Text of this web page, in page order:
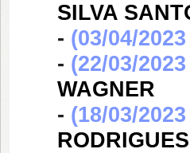
SILVA
- (03/04/
- (22/03/
WAGNER
- (18/03/